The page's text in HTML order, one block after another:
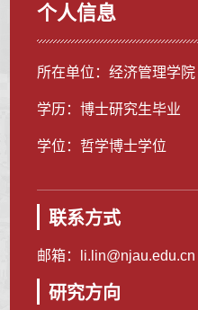
个人信息
所在单位：经济管理学院
学历：博士研究生毕业
学位：哲学博士学位
联系方式
邮箱： li.lin@njau.edu.cn
研究方向